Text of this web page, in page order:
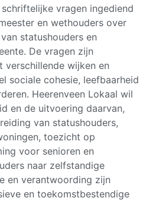
vragen ingediend
en wethouders over
statushouders en
De vragen zijn
verschillende wijken en
sociale cohesie, leefbaarheid
Heerenveen Lokaal wil
en de uitvoering daarvan,
van statushouders,
toezicht op
voor senioren en
naar zelfstandige
en verantwoording zijn
en toekomstbestendige